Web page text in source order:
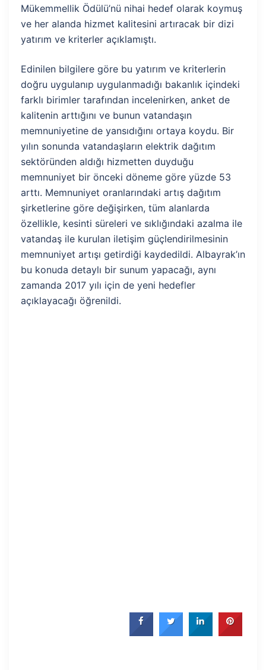
Mükemmellik Ödülü’nü nihai hedef olarak koymuş
ve her alanda hizmet kalitesini artıracak bir dizi
yatırım ve kriterler açıklamıştı.
Edinilen bilgilere göre bu yatırım ve kriterlerin
doğru uygulanıp uygulanmadığı bakanlık içindeki
farklı birimler tarafından incelenirken, anket de
kalitenin arttığını ve bunun vatandaşın
memnuniyetine de yansıdığını ortaya koydu. Bir
yılın sonunda vatandaşların elektrik dağıtım
sektöründen aldığı hizmetten duyduğu
memnuniyet bir önceki döneme göre yüzde 53
arttı. Memnuniyet oranlarındaki artış dağıtım
şirketlerine göre değişirken, tüm alanlarda
özellikle, kesinti süreleri ve sıklığındaki azalma ile
vatandaş ile kurulan iletişim güçlendirilmesinin
memnuniyet artışı getirdiği kaydedildi. Albayrak’ın
bu konuda detaylı bir sunum yapacağı, aynı
zamanda 2017 yılı için de yeni hedefler
açıklayacağı öğrenildi.